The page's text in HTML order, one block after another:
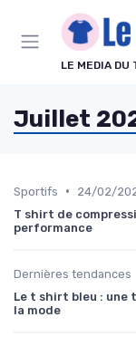
LE MEDIA DU
Juillet
Sportifs •
24/02/
T shirt de
performance
Dernières tendances
Le t shirt bleu : une
la mode
Panneau de